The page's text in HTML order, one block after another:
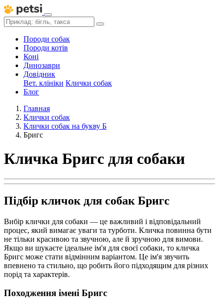
Породи собак
Породи котів
Коні
Динозаври
Довідник
Вет. клініки Клички собак
Блог
Главная
Клички собак
Клички собак на букву Б
Бригс
Кличка Бригс для собаки
Підбір кличок для собак Бригс
Вибір клички для собаки — це важливий і відповідальний
процес, який вимагає уваги та турботи. Кличка повинна бути
не тільки красивою та звучною, але й зручною для вимови.
Якщо ви шукаєте ідеальне ім'я для своєї собаки, то кличка
Бригс може стати відмінним варіантом. Це ім'я звучить
впевнено та стильно, що робить його підходящим для різних
порід та характерів.
Походження імені Бригс